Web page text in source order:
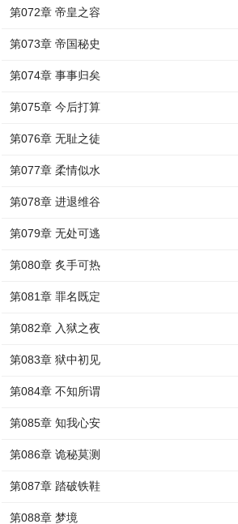
第072章 帝皇之容
第073章 帝国秘史
第074章 事事归矣
第075章 今后打算
第076章 无耻之徒
第077章 柔情似水
第078章 进退维谷
第079章 无处可逃
第080章 炙手可热
第081章 罪名既定
第082章 入狱之夜
第083章 狱中初见
第084章 不知所谓
第085章 知我心安
第086章 诡秘莫测
第087章 踏破铁鞋
第088章 梦境